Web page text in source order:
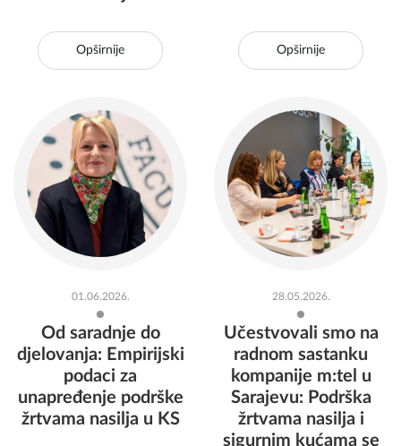
Opširnije Opširnije
01.06.2026.
Od saradnje do
djelovanja: Empirijski
podaci za
unapređenje podrške
žrtvama nasilja u KS
28.05.2026.
Učestvovali smo na
radnom sastanku
kompanije m:tel u
Sarajevu: Podrška
žrtvama nasilja i
sigurnim kućama se